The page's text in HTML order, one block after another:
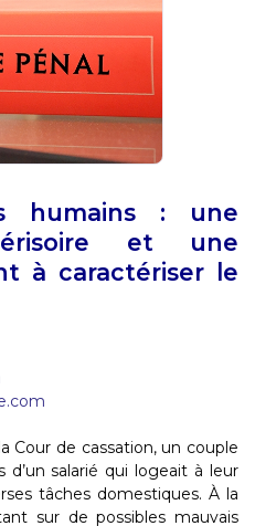
humains : une
et une
à caractériser le
Cour de cassation, un couple
d’un salarié qui logeait à leur
tâches domestiques. À la
sur de possibles mauvais